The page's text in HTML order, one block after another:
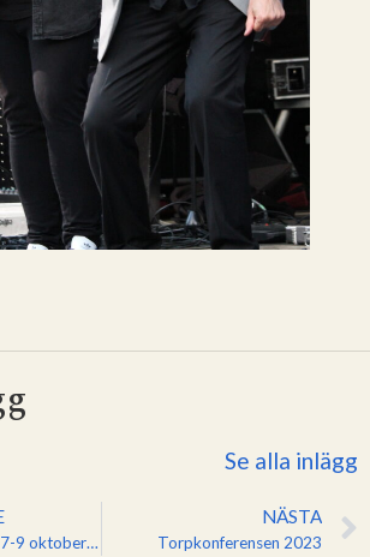
Se alla inlägg
Gospelkryssning 7-9 oktober 2022
NÄSTA
Torpkonferensen 2023